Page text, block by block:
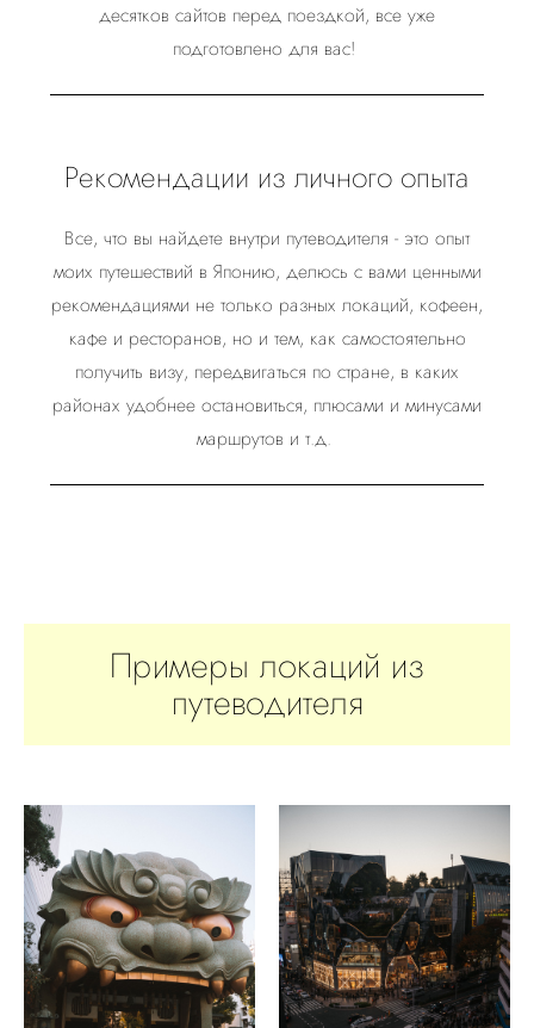
десятков сайтов перед поездкой, все уже
подготовлено для вас!
Рекомендации из личного опыта
Все, что вы найдете внутри путеводителя - это опыт
моих путешествий в Японию, делюсь с вами ценными
рекомендациями не только разных локаций, кофеен,
кафе и ресторанов, но и тем, как самостоятельно
получить визу, передвигаться по стране, в каких
районах удобнее остановиться, плюсами и минусами
маршрутов и т.д.
Примеры локаций из
путеводителя